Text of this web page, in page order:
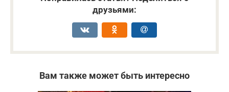
друзьями:
Вам также может быть интересно